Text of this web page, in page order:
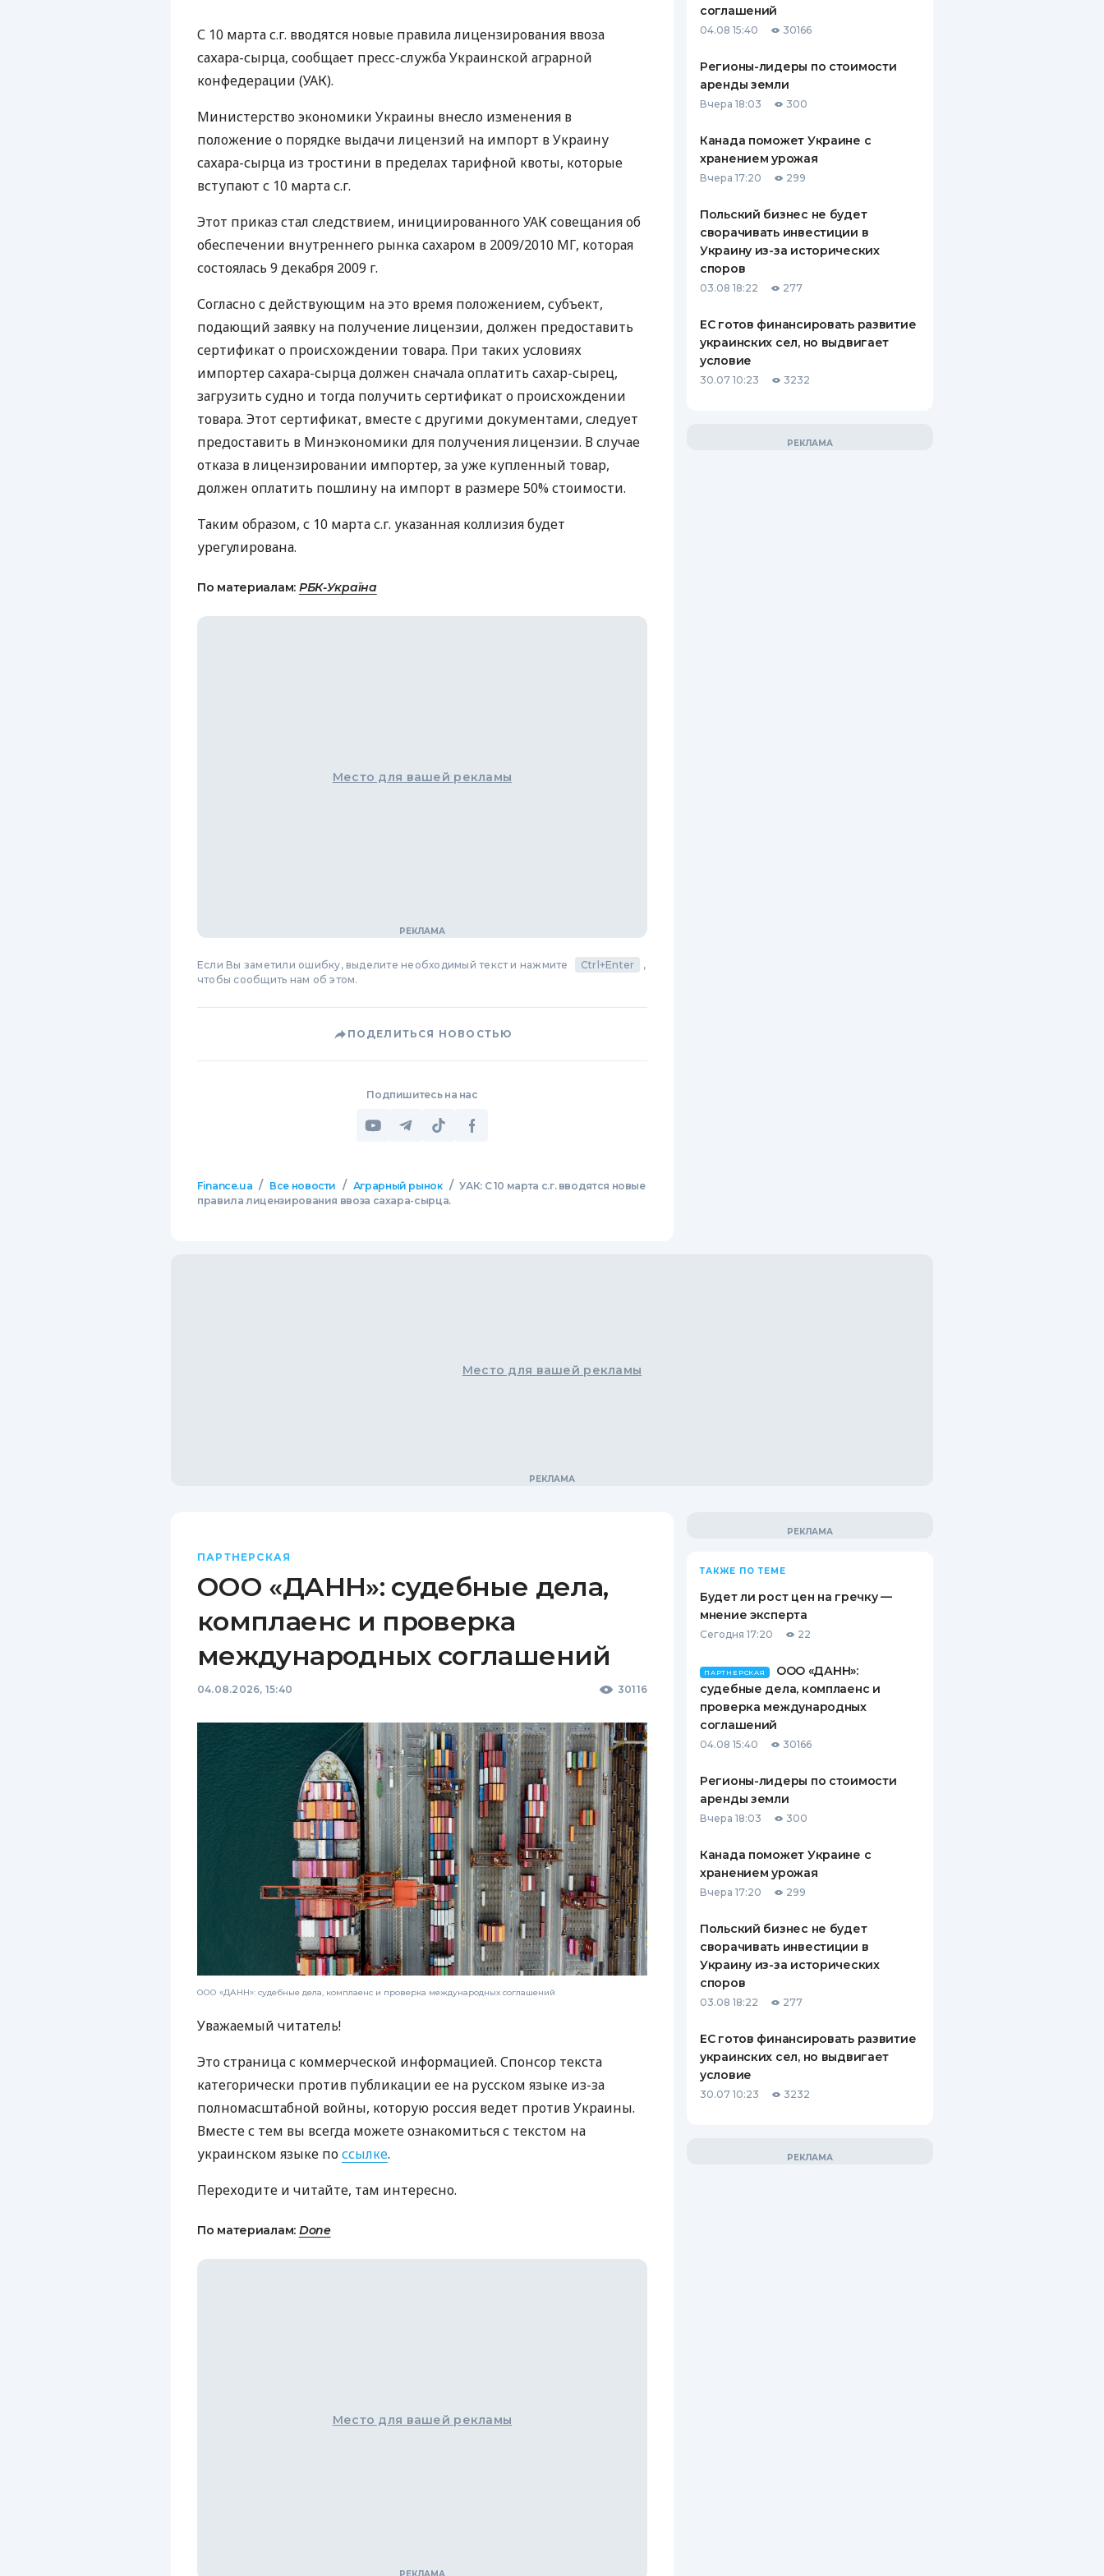
КЕШБЭКА
ПУТЕВОДИТЕЛИ ПО
ВСЕ СТРАХОВЫЕ ПОЛИСЫ
СТРАХОВЫЕ КОМПАНИИ
ОТЗЫВЫ О СТРАХОВЫХ
КОМПАНИЯХ
КОНТАКТЫ
С 10 марта с.г. вводятся новые правила лицензирования ввоза
сахара-сырца, сообщает пресс-служба Украинской аграрной
конфедерации (УАК).
Министерство экономики Украины внесло изменения в
положение о порядке выдачи лицензий на импорт в Украину
сахара-сырца из тростини в пределах тарифной квоты, которые
вступают с 10 марта с.г.
Этот приказ стал следствием, инициированного УАК совещания об
обеспечении внутреннего рынка сахаром в 2009/2010 МГ, которая
состоялась 9 декабря 2009 г.
Согласно с действующим на это время положением, субъект,
подающий заявку на получение лицензии, должен предоставить
сертификат о происхождении товара. При таких условиях
импортер сахара-сырца должен сначала оплатить сахар-сырец,
загрузить судно и тогда получить сертификат о происхождении
товара. Этот сертификат, вместе с другими документами, следует
предоставить в Минэкономики для получения лицензии. В случае
отказа в лицензировании импортер, за уже купленный товар,
должен оплатить пошлину на импорт в размере 50% стоимости.
Таким образом, с 10 марта с.г. указанная коллизия будет
урегулирована.
По материалам: РБК-Україна
Место для вашей рекламы
Если Вы заметили ошибку, выделите необходимый текст и нажмите Ctrl+Enter
,
чтобы сообщить нам об этом.
ПОДЕЛИТЬСЯ НОВОСТЬЮ
Подпишитесь на нас
Finance.ua / Все новости / Аграрный рынок / УАК: С 10 марта с.г. вводятся новые
правила лицензирования ввоза сахара-сырца.
соглашений
04.08 15:40 30166
Регионы-лидеры по стоимости
аренды земли
Вчера 18:03 300
Канада поможет Украине с
хранением урожая
Вчера 17:20 299
Польский бизнес не будет
сворачивать инвестиции в
Украину из-за исторических
споров
03.08 18:22 277
ЕС готов финансировать развитие
украинских сел, но выдвигает
условие
30.07 10:23 3232
Место для вашей рекламы
ПАРТНЕРСКАЯ
ООО «ДАНН»: судебные дела,
комплаенс и проверка
международных соглашений
04.08.2026, 15:40 30116
ООО «ДАНН»: судебные дела, комплаенс и проверка международных соглашений
Уважаемый читатель!
Это страница с коммерческой информацией. Спонсор текста
категорически против публикации ее на русском языке из-за
полномасштабной войны, которую россия ведет против Украины.
Вместе с тем вы всегда можете ознакомиться с текстом на
украинском языке поссылке.
Переходите и читайте, там интересно.
По материалам: Done
Место для вашей рекламы
ТАКЖЕ ПО ТЕМЕ
Будет ли рост цен на гречку —
мнение эксперта
Сегодня 17:20 22
ПАРТНЕРСКАЯ
ООО «ДАНН»:
судебные дела, комплаенс и
проверка международных
соглашений
04.08 15:40 30166
Регионы-лидеры по стоимости
аренды земли
Вчера 18:03 300
Канада поможет Украине с
хранением урожая
Вчера 17:20 299
Польский бизнес не будет
сворачивать инвестиции в
Украину из-за исторических
споров
03.08 18:22 277
ЕС готов финансировать развитие
украинских сел, но выдвигает
условие
30.07 10:23 3232